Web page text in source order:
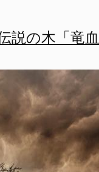
説の木「竜